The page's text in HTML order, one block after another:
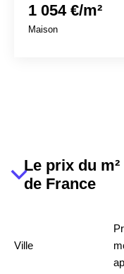
1 054 €/m²
Maison
Le prix du
de France
Ville